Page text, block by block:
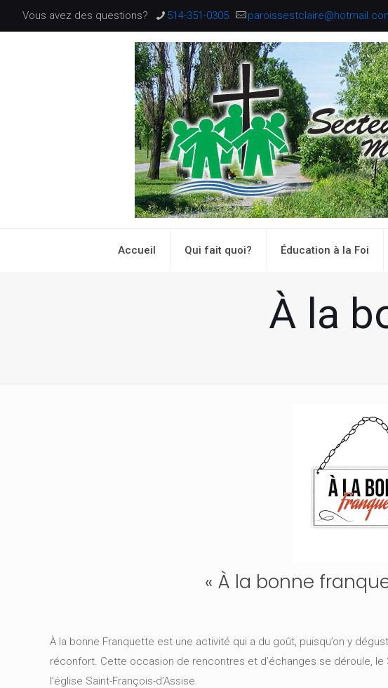
Vous avez des questions? 514-351-0305
Accueil Qui fait quoi? Éducation à la Foi
À la
« À la bonne
À la bonne Franquette est une activité qui a du goût, puisqu’on y
réconfort. Cette occasion de rencontres et d’échanges se déroule,
l’église Saint-François-d’Assise.